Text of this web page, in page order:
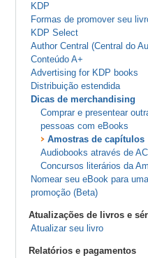
KDP
Formas de promover seu
KDP Select
Author Central (Central do
Conteúdo A+
Advertising for KDP books
Distribuição estendida
Dicas de merchandising
Comprar e presentear
pessoas com eBooks
Amostras de capítulos
Audiobooks através de
Concursos literários da
Nomear seu eBook para uma
promoção (Beta)
Atualizações de livros e
Atualizar seu livro
Relatórios e pagamentos